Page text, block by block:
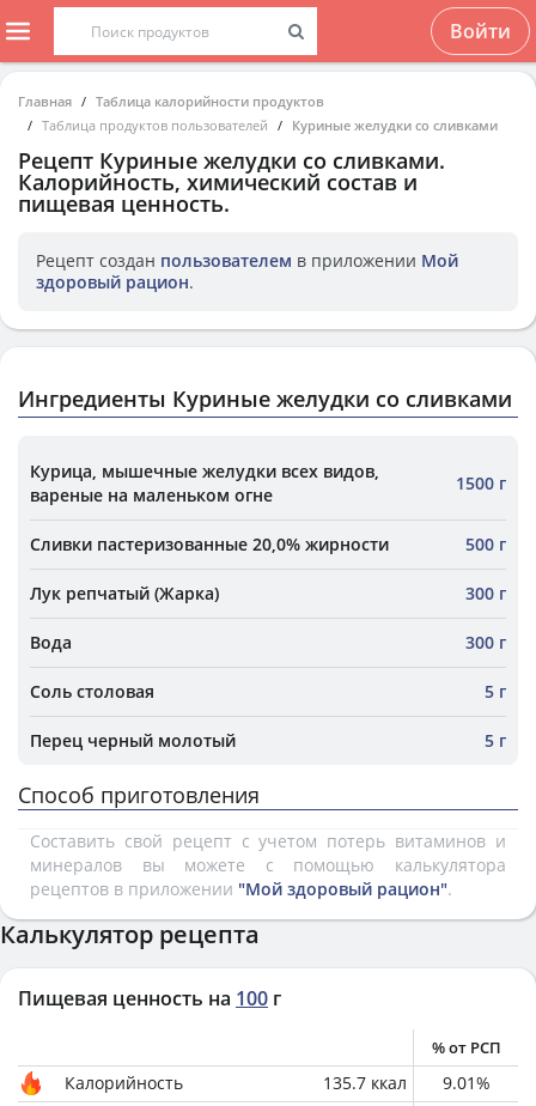
Войти
Главная
Таблица калорийности продуктов
Таблица продуктов пользователей
Куриные желудки со сливками
Рецепт Куриные желудки со сливками.
Калорийность, химический состав и
пищевая ценность.
Рецепт создан пользователем в приложении Мой
здоровый рацион.
Ингредиенты Куриные желудки со сливками
Курица, мышечные желудки всех видов,
вареные на маленьком огне
1500 г
Сливки пастеризованные 20,0% жирности 500 г
Лук репчатый (Жарка) 300 г
Вода 300 г
Соль столовая 5 г
Перец черный молотый 5 г
Способ приготовления
Составить свой рецепт с учетом потерь витаминов и
минералов вы можете с помощью калькулятора
рецептов в приложении "Мой здоровый рацион".
Калькулятор рецепта
Пищевая ценность на 100 г
% от РСП
Калорийность 135.7 ккал 9.01%